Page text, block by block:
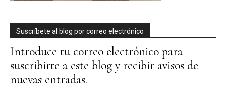
Suscríbete al blog por correo electrónico
Introduce tu correo electrónico para
suscribirte a este blog y recibir avisos de
nuevas entradas.